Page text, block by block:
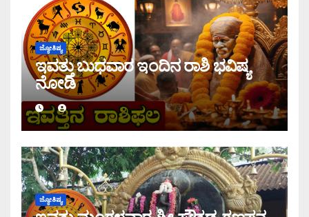
ಜ್ಯೋತಿಷ್ಯ
ಇವತ್ತು ಬುಧವಾರ ಇಂದಿನ ರಾಶಿ ಭವಿಷ್ಯ
ನೋಡಿ
ಜ್ಯೋತಿಷ್ಯ